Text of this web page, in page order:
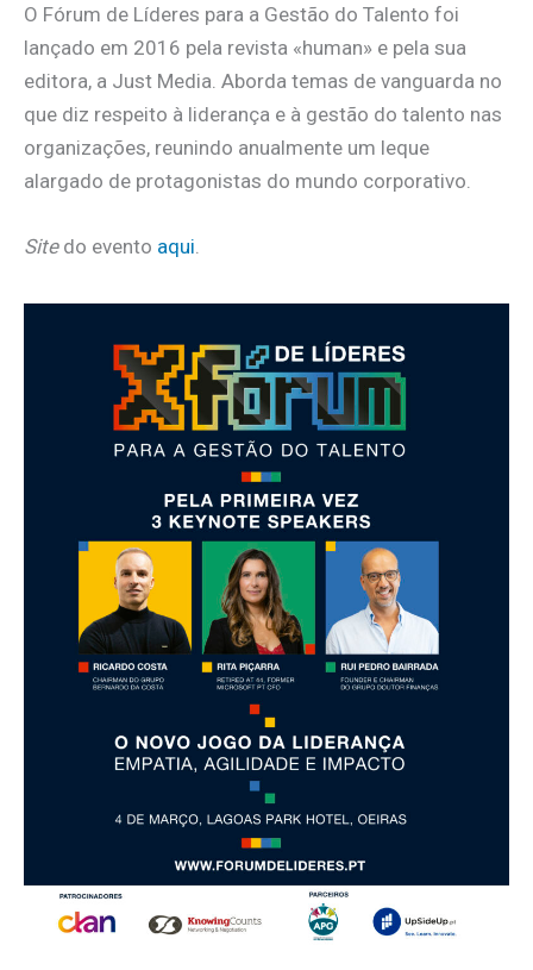
O Fórum de Líderes para a Gestão do Talento foi
lançado em 2016 pela revista «human» e pela sua
editora, a Just Media. Aborda temas de vanguarda no
que diz respeito à liderança e à gestão do talento nas
organizações, reunindo anualmente um leque
alargado de protagonistas do mundo corporativo.
Sitedo evento aqui.